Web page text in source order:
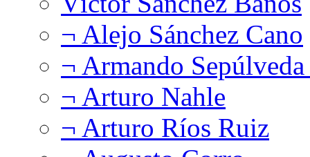
¬ Alejo Sánchez Cano
¬ Armando
¬ Arturo Nahle
¬ Arturo Ríos Ruiz